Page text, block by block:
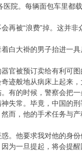
院。每辆面包车里
再被“浪费”掉。这并
白大褂的男子抬进一
官被预订卖给有利可
迹般地从病床上起来，
有的时候，警察会把
失常。毕竟，中国的
而，他的手术任务与
。他要求我对他的身
为一旦提起，将会提